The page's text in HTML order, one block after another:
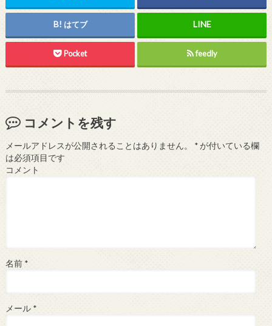
はてブ
Pocket feedly
コメントを残す
メールアドレスが公開されることはありません。 *が付いている欄
は必須項目です
コメント
名前 *
メール *